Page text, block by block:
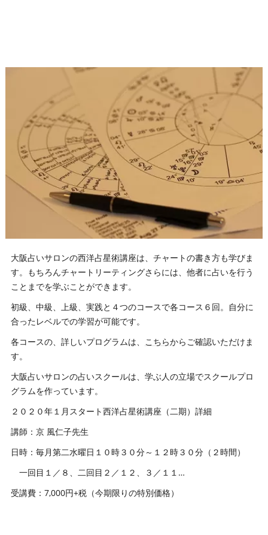
大阪占いサロンの西洋占星術講座は、チャートの書き方も学びま
す。もちろんチャートリーティングさらには、他者に占いを行う
ことまでを学ぶことができます。
初級、中級、上級、実践と４つのコースで各コース６回。自分に
合ったレベルでの学習が可能です。
各コースの、詳しいプログラムは、 こちらからご確認いただけま
す。
大阪占いサロンの占いスクールは、学ぶ人の立場でスクールプロ
グラムを作っています。
２０２０年１月スタート西洋占星術講座（二期）詳細
講師：京 風仁子先生
日時：毎月第二水曜日１０時３０分～１２時３０分（２時間）
一回目１／８、二回目２／１２、３／１１…
受講費：7,000円+税（今期限りの特別価格）